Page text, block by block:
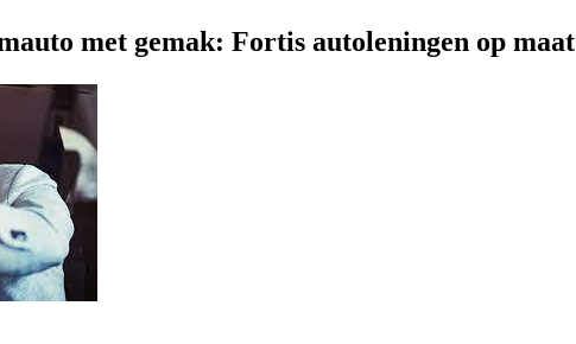
met gemak: Fortis autoleningen op maat